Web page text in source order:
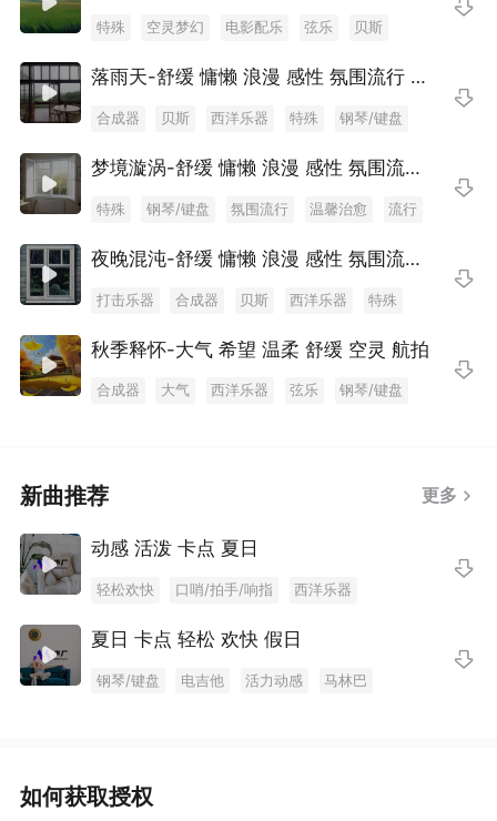
特殊 空灵梦幻 电影配乐 弦乐
贝斯
日本流行
温馨治愈 流行 落雨天-舒缓 慵懒 浪漫 感性 氛围流行 居家Vlog背景音乐 场景音乐
合成器 贝斯 西洋乐器 特殊
钢琴/键盘
浪漫感性
打击乐器 梦境漩涡-舒缓 慵懒 浪漫 感性 氛围流行 居家Vlog背景音乐 场景音乐
特殊 钢琴/键盘 氛围流行 温馨治愈
流行
贝斯
西洋乐器 夜晚混沌-舒缓 慵懒 浪漫 感性 氛围流行 居家Vlog背景音乐 场景音乐
打击乐器 合成器 贝斯 西洋乐器
特殊
纯音乐/轻音乐
浪漫感性
秋季释怀-大气 希望 温柔 舒缓 空灵 航拍
合成器 大气 西洋乐器 弦乐
钢琴/键盘
新曲推荐 更多
动感 活泼 卡点 夏日
轻松欢快 口哨/拍手/响指
西洋乐器
实验电子
电子 颤音琴 有调打击乐器
夏日 卡点 轻松 欢快 假日
钢琴/键盘 电吉他 活力动感
马林巴
如何获取授权